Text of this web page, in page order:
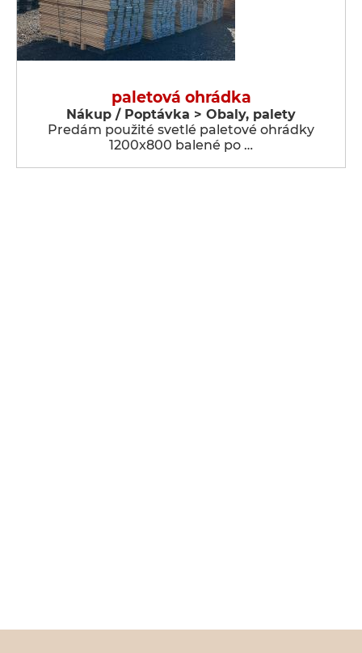
paletová ohrádka
Nákup / Poptávka > Obaly, palety
Predám použité svetlé paletové ohrádky
1200x800 balené po …